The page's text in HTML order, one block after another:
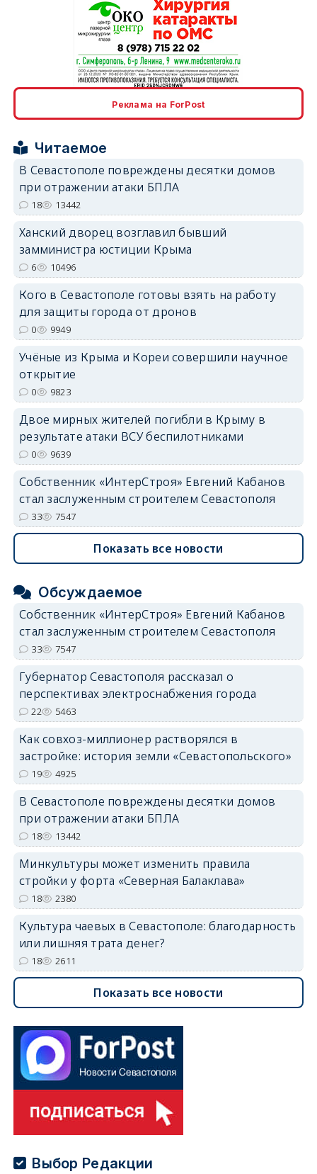
erid: 2SDnjcrDNw6
erid: 2SDnjdvhGXG
Реклама на ForPost
Читаемое
В Севастополе повреждены десятки домов
при отражении атаки БПЛА
18 13442
Ханский дворец возглавил бывший
замминистра юстиции Крыма
6 10496
Кого в Севастополе готовы взять на работу
для защиты города от дронов
0 9949
Учёные из Крыма и Кореи совершили научное
открытие
0 9823
Двое мирных жителей погибли в Крыму в
результате атаки ВСУ беспилотниками
0 9639
Собственник «ИнтерСтроя» Евгений Кабанов
стал заслуженным строителем Севастополя
33 7547
Показать все новости
Обсуждаемое
Собственник «ИнтерСтроя» Евгений Кабанов
стал заслуженным строителем Севастополя
33 7547
Губернатор Севастополя рассказал о
перспективах электроснабжения города
22 5463
Как совхоз-миллионер растворялся в
застройке: история земли «Севастопольского»
19 4925
В Севастополе повреждены десятки домов
при отражении атаки БПЛА
18 13442
Минкультуры может изменить правила
стройки у форта «Северная Балаклава»
18 2380
Культура чаевых в Севастополе: благодарность
или лишняя трата денег?
18 2611
Показать все новости
Выбор Редакции